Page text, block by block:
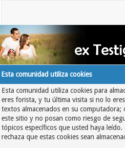
Esta comunidad utiliza cookies
Esta comunidad utiliza cookies para
eres forista, y tu última visita si no lo
textos almacenados en su computadora;
este sitio y no posan como riesgo de
tópicos específicos que usted haya
rechaza que estas cookies sean